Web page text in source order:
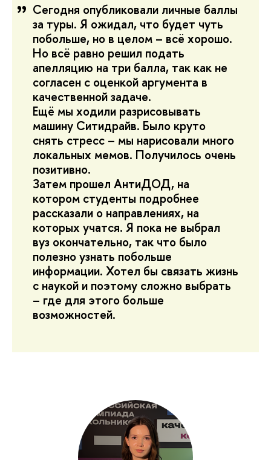
Сегодня опубликовали личные баллы
за туры. Я ожидал, что будет чуть
побольше, но в целом – всё хорошо.
Но всё равно решил подать
апелляцию на три балла, так как не
согласен с оценкой аргумента в
качественной задаче.
Ещё мы ходили разрисовывать
машину Ситидрайв. Было круто
снять стресс – мы нарисовали много
локальных мемов. Получилось очень
позитивно.
Затем прошел АнтиДОД, на
котором студенты подробнее
рассказали о направлениях, на
которых учатся. Я пока не выбрал
вуз окончательно, так что было
полезно узнать побольше
информации. Хотел бы связать жизнь
с наукой и поэтому сложно выбрать
– где для этого больше
возможностей.